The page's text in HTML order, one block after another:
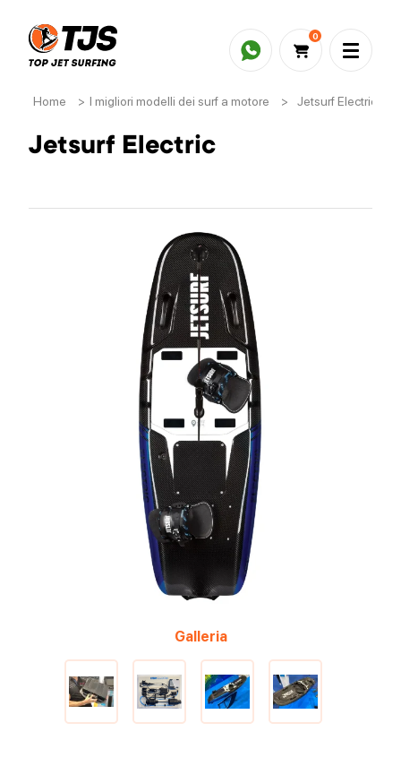
0
Home > I migliori modelli dei surf a motore > Jetsurf Electric
Jetsurf Electric
Galleria